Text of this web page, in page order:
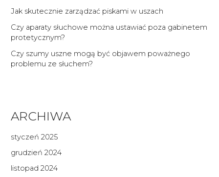
Jak skutecznie zarządzać piskami w uszach
Czy aparaty słuchowe można ustawiać poza gabinetem
protetycznym?
Czy szumy uszne mogą być objawem poważnego
problemu ze słuchem?
ARCHIWA
styczeń 2025
grudzień 2024
listopad 2024